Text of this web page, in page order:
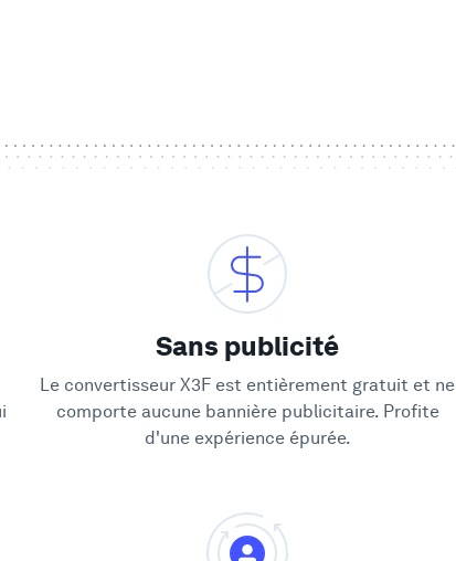
Sans publicité
Le convertisseur X3F est entièrement gratuit et ne
comporte aucune bannière publicitaire. Profite
d'une expérience épurée.